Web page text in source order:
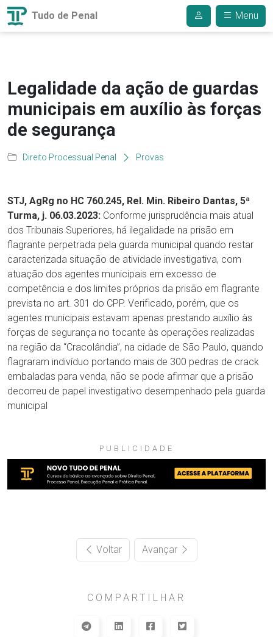
Tudo de Penal Menu
Legalidade da ação de guardas
municipais em auxílio às forças
de segurança
Direito Processual Penal Provas
STJ, AgRg no HC 760.245, Rel. Min. Ribeiro Dantas, 5ª
Turma, j. 06.03.2023: Conforme jurisprudência mais atual
dos Tribunais Superiores, há ilegalidade na prisão em
flagrante perpetrada pela guarda municipal quando restar
caracterizada situação de atividade investigativa, com
atuação dos agentes municipais em excesso de
competência e dos limites próprios da prisão em flagrante
prevista no art. 301 do CPP. Verificado, porém, que os
agentes municipais estavam apenas prestando auxílio às
forças de segurança no tocante às operações realizadas
na região da “Cracolândia”, na cidade de São Paulo, quando
flagraram indivíduo portando mais de 300 pedras de crack
embaladas para venda, não se pode afirmar que a prisão
decorreu de papel investigativo desempenhado pela guarda
municipal
PUBLICIDADE
Voltar Avançar
COMPARTILHAR